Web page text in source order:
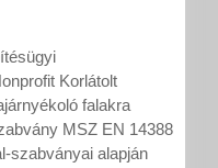
Korlátolt
falakra
MSZ EN 14388
szabványai alapján